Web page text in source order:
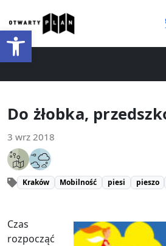
Otwórz pasek narzędzi
Do żłobka,
3 wrz 2018
Kraków Mobilność piesi pieszo
Czas
rozpocząć